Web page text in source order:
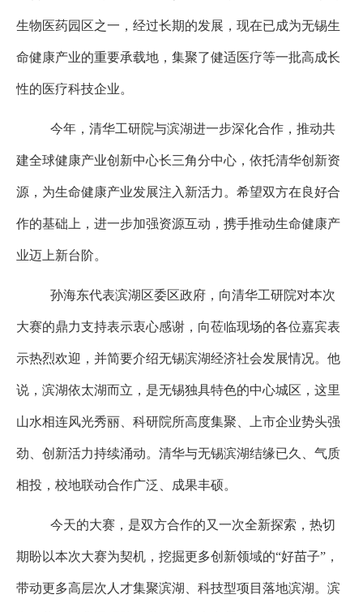
生物医药园区之一，经过长期的发展，现在已成为无锡生
命健康产业的重要承载地，集聚了健适医疗等一批高成长
性的医疗科技企业。
今年，清华工研院与滨湖进一步深化合作，推动共
建全球健康产业创新中心长三角分中心，依托清华创新资
源，为生命健康产业发展注入新活力。希望双方在良好合
作的基础上，进一步加强资源互动，携手推动生命健康产
业迈上新台阶。
孙海东代表滨湖区委区政府，向清华工研院对本次
大赛的鼎力支持表示衷心感谢，向莅临现场的各位嘉宾表
示热烈欢迎，并简要介绍无锡滨湖经济社会发展情况。他
说，滨湖依太湖而立，是无锡独具特色的中心城区，这里
山水相连风光秀丽、科研院所高度集聚、上市企业势头强
劲、创新活力持续涌动。清华与无锡滨湖结缘已久、气质
相投，校地联动合作广泛、成果丰硕。
今天的大赛，是双方合作的又一次全新探索，热切
期盼以本次大赛为契机，挖掘更多创新领域的“好苗子” ，
带动更多高层次人才集聚滨湖、科技型项目落地滨湖。滨